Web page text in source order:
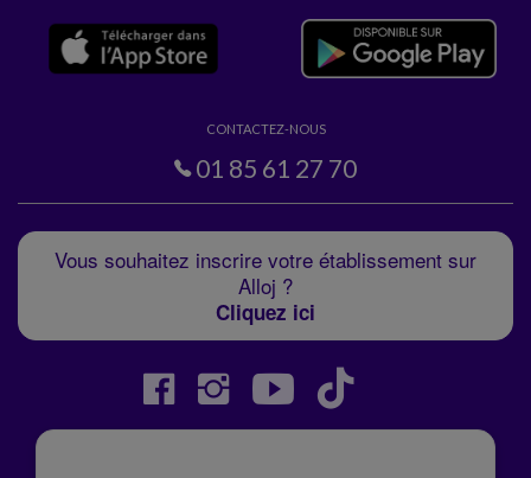
CONTACTEZ-NOUS
01 85 61 27 70
Vous souhaitez inscrire votre établissement sur
Alloj ?
Cliquez ici